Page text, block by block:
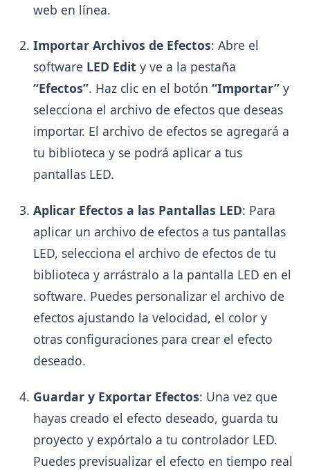
web en línea.
Importar Archivos de Efectos: Abre el
software LED Edit y ve a la pestaña
“Efectos”. Haz clic en el botón “Importar” y
selecciona el archivo de efectos que deseas
importar. El archivo de efectos se agregará a
tu biblioteca y se podrá aplicar a tus
pantallas LED.
Aplicar Efectos a las Pantallas LED: Para
aplicar un archivo de efectos a tus pantallas
LED, selecciona el archivo de efectos de tu
biblioteca y arrástralo a la pantalla LED en el
software. Puedes personalizar el archivo de
efectos ajustando la velocidad, el color y
otras configuraciones para crear el efecto
deseado.
Guardar y Exportar Efectos: Una vez que
hayas creado el efecto deseado, guarda tu
proyecto y expórtalo a tu controlador LED.
Puedes previsualizar el efecto en tiempo real